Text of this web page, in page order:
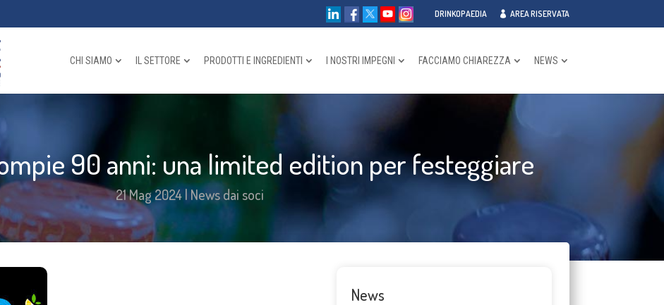
DRINKOPAEDIA AREA RISERVATA
CHI SIAMO IL SETTORE PRODOTTI E INGREDIENTI I NOSTRI IMPEGNI FACCIAMO CHIAREZZA NEWS
90 anni: una limited edition per festeggiare
21 Mag 2024| News dai soci
News